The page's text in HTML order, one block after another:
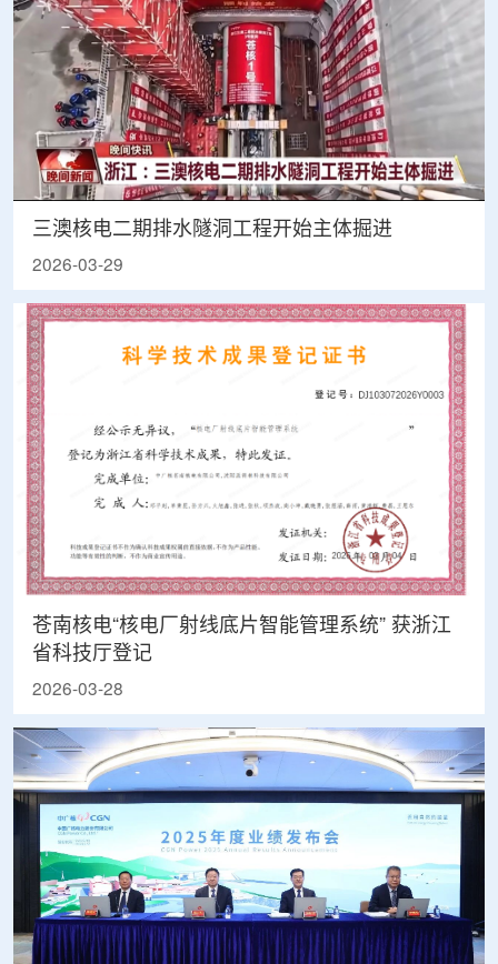
三澳核电二期排水隧洞工程开始主体掘进
2026-03-29
苍南核电“核电厂射线底片智能管理系统” 获浙江
省科技厅登记
2026-03-28